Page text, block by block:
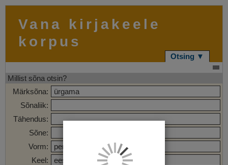
Vana kirjakeele
korpus
Otsing ▼
Millist sõna otsin?
Märksõna:
Sõnaliik:
Tähendus:
Sõne:
Vorm:
Keel: